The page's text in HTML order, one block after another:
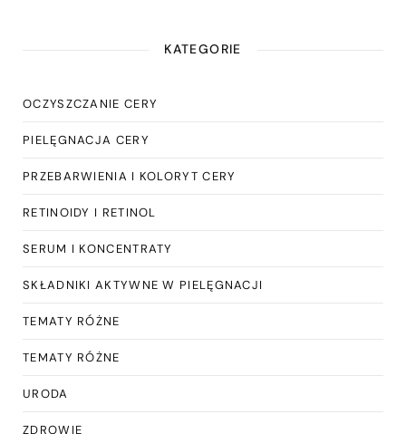
KATEGORIE
OCZYSZCZANIE CERY
PIELĘGNACJA CERY
PRZEBARWIENIA I KOLORYT CERY
RETINOIDY I RETINOL
SERUM I KONCENTRATY
SKŁADNIKI AKTYWNE W PIELĘGNACJI
TEMATY RÓŻNE
TEMATY RÓŻNE
URODA
ZDROWIE